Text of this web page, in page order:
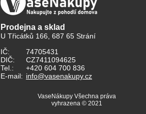
Prodejna a sklad
U Třicátků 166, 687 65 Strání
IČ:
74705431
DIČ:
CZ7411094625
Tel.:
+420 604 700 836
E-mail: info@vasenakupy.cz
VaseNákupy Všechna práva
vyhrazena © 2021